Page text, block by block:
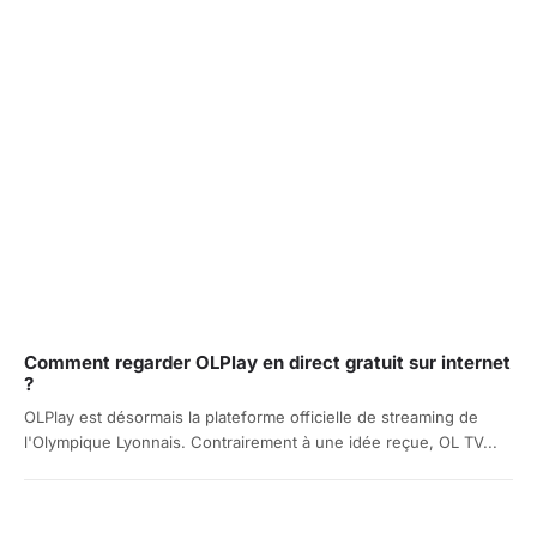
Comment regarder OLPlay en direct gratuit sur internet
?
OLPlay est désormais la plateforme officielle de streaming de
l'Olympique Lyonnais. Contrairement à une idée reçue, OL TV...